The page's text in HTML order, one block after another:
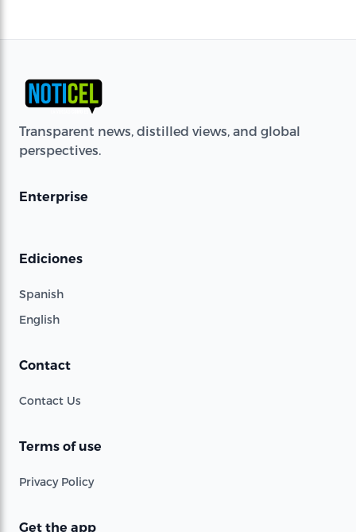
Transparent news, distilled views, and global
perspectives.
Enterprise
Ediciones
Spanish
English
Contact
Contact Us
Terms of use
Privacy Policy
Get the app